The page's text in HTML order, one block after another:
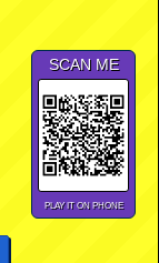
SCAN ME
PLAY IT ON PHONE